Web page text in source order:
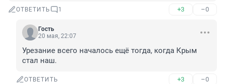
ОТВЕТИТЬ 1 +3 –0
Гость
20 мая, 22:07
Урезание всего началось ещё тогда, когда Крым
стал наш.
ОТВЕТИТЬ +3 –0